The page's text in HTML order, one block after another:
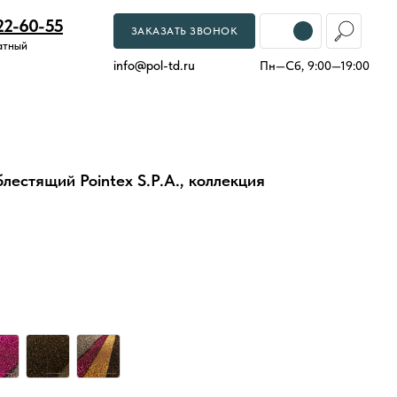
ЗАКАЗАТЬ ЗВОНОК
60-55
Пн—Сб, 9:00—19:00
info@pol-td.ru
Pointex S.P.A., коллекция